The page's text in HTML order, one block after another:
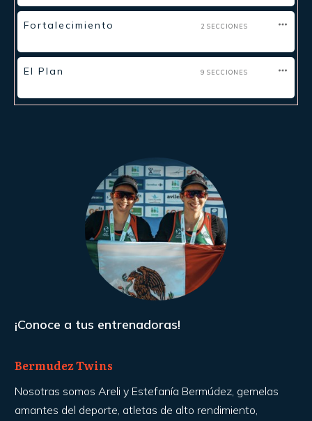
Fortalecimiento 2 SECCIONES
El Plan 9 SECCIONES
¡Conoce a tus entrenadoras!
Bermudez Twins
Nosotras somos Areli y Estefanía Bermúdez, gemelas
amantes del deporte, atletas de alto rendimiento,